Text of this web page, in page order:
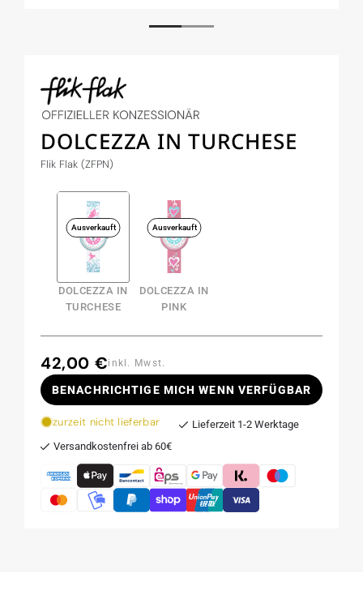
DOLCEZZA IN TURCHESE
Flik Flak (ZFPN)
Ausverkauft
DOLCEZZA IN
TURCHESE
Ausverkauft
DOLCEZZA IN
PINK
Normaler
Preis
42,00 €inkl. Mwst.
BENACHRICHTIGE MICH WENN VERFÜGBAR
zurzeit nicht lieferbar
Lieferzeit 1-2 Werktage
Versandkostenfrei ab 60€